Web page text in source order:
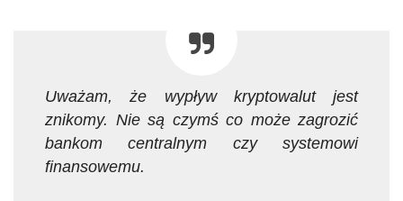
Uważam, że wypływ kryptowalut jest
znikomy. Nie są czymś co może zagrozić
bankom centralnym czy systemowi
finansowemu.